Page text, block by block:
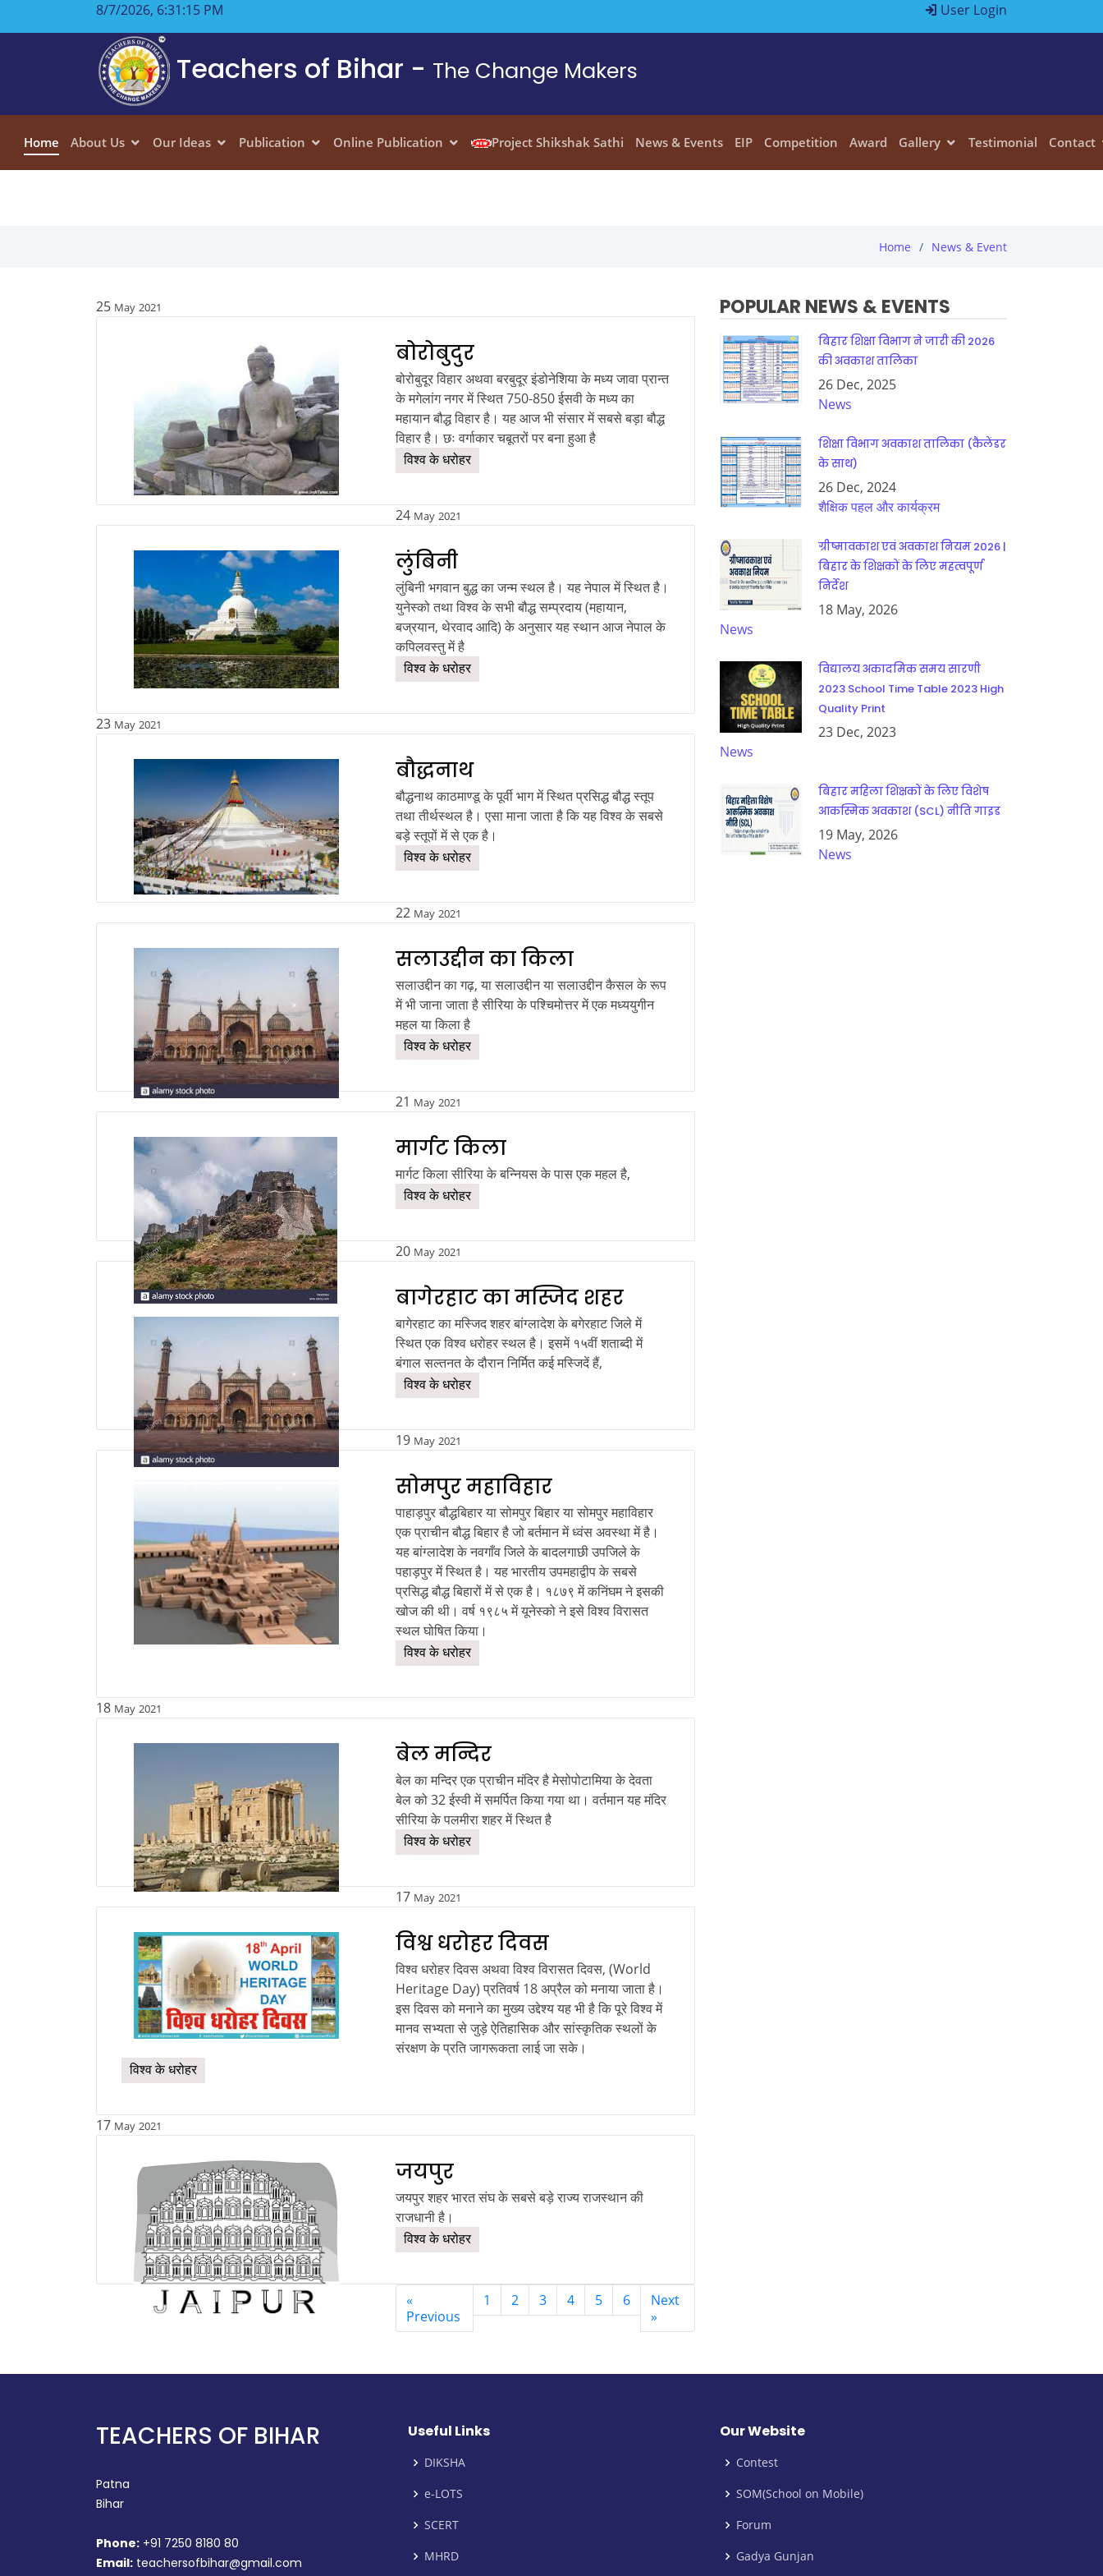
8/7/2026, 6:31:15 PM User Login
Teachers of Bihar - The Change Makers
Home About Us Our Ideas Publication Online Publication Project Shikshak Sathi News & Events EIP Competition Award Gallery Testimonial Contact
Home News & Event
25 May 2021
बोरोबुदुर
बोरोबुदूर विहार अथवा बरबुदूर इंडोनेशिया के मध्य जावा प्रान्त
के मगेलांग नगर में स्थित 750-850 ईसवी के मध्य का
महायान बौद्ध विहार है। यह आज भी संसार में सबसे बड़ा बौद्ध
विहार है। छः वर्गाकार चबूतरों पर बना हुआ है
विश्व के धरोहर
24 May 2021
लुंबिनी
लुंबिनी भगवान बुद्ध का जन्म स्थल है। यह नेपाल में स्थित है।
युनेस्को तथा विश्व के सभी बौद्ध सम्प्रदाय (महायान,
बज्रयान, थेरवाद आदि) के अनुसार यह स्थान आज नेपाल के
कपिलवस्तु में है
विश्व के धरोहर
23 May 2021
बौद्धनाथ
बौद्धनाथ काठमाण्डू के पूर्वी भाग में स्थित प्रसिद्ध बौद्ध स्तूप
तथा तीर्थस्थल है। एसा माना जाता है कि यह विश्व के सबसे
बड़े स्तूपों में से एक है।
विश्व के धरोहर
22 May 2021
सलाउद्दीन का किला
सलाउद्दीन का गढ़, या सलाउद्दीन या सलाउद्दीन कैसल के रूप
में भी जाना जाता है सीरिया के पश्चिमोत्तर में एक मध्ययुगीन
महल या किला है
विश्व के धरोहर
21 May 2021
मार्गट किला
मार्गट किला सीरिया के बन्नियस के पास एक महल है,
विश्व के धरोहर
20 May 2021
बागेरहाट का मस्जिद शहर
बागेरहाट का मस्जिद शहर बांग्लादेश के बगेरहाट जिले में
स्थित एक विश्व धरोहर स्थल है। इसमें १५वीं शताब्दी में
बंगाल सल्तनत के दौरान निर्मित कई मस्जिदें हैं,
विश्व के धरोहर
19 May 2021
सोमपुर महाविहार
पाहाड़पुर बौद्धबिहार या सोमपुर बिहार या सोमपुर महाविहार
एक प्राचीन बौद्ध बिहार है जो बर्तमान में ध्वंस अवस्था में है।
यह बांग्लादेश के नवगाँव जिले के बादलगाछी उपजिले के
पहाड़पुर में स्थित है। यह भारतीय उपमहाद्वीप के सबसे
प्रसिद्ध बौद्ध बिहारों में से एक है। १८७९ में कनिंघम ने इसकी
खोज की थी। वर्ष १९८५ में यूनेस्को ने इसे विश्व विरासत
स्थल घोषित किया।
विश्व के धरोहर
18 May 2021
बेल मन्दिर
बेल का मन्दिर एक प्राचीन मंदिर है मेसोपोटामिया के देवता
बेल को 32 ईस्वी में समर्पित किया गया था। वर्तमान यह मंदिर
सीरिया के पलमीरा शहर में स्थित है
विश्व के धरोहर
17 May 2021
विश्व धरोहर दिवस
विश्व धरोहर दिवस अथवा विश्व विरासत दिवस, (World
Heritage Day) प्रतिवर्ष 18 अप्रैल को मनाया जाता है।
इस दिवस को मनाने का मुख्य उद्देश्य यह भी है कि पूरे विश्व में
मानव सभ्यता से जुड़े ऐतिहासिक और सांस्कृतिक स्थलों के
संरक्षण के प्रति जागरूकता लाई जा सके।
विश्व के धरोहर
17 May 2021
जयपुर
जयपुर शहर भारत संघ के सबसे बड़े राज्य राजस्थान की
राजधानी है।
विश्व के धरोहर
«
Previous
1 2 3 4 5 6
Next
»
POPULAR NEWS & EVENTS
बिहार शिक्षा विभाग ने जारी की 2026
की अवकाश तालिका
26 Dec, 2025
News
शिक्षा विभाग अवकाश तालिका (कैलेंडर
के साथ)
26 Dec, 2024
शैक्षिक पहल और कार्यक्रम
ग्रीष्मावकाश एवं अवकाश नियम 2026 |
बिहार के शिक्षकों के लिए महत्वपूर्ण
निर्देश
18 May, 2026
News
विद्यालय अकादमिक समय सारणी
2023 School Time Table 2023 High
Quality Print
23 Dec, 2023
News
बिहार महिला शिक्षकों के लिए विशेष
आकस्मिक अवकाश (SCL) नीति गाइड
19 May, 2026
News
TEACHERS OF BIHAR
Patna
Bihar
Phone: +91 7250 8180 80
Email: teachersofbihar@gmail.com
Useful Links
DIKSHA
e-LOTS
SCERT
MHRD
Our Website
Contest
SOM(School on Mobile)
Forum
Gadya Gunjan